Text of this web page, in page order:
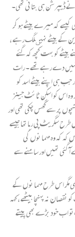
نے ڈیپرشن ہی بتائی تھی۔
کیسے کہ میرے بیٹے ہو کر
کے بیٹے نہیںلگ رہے ،
کو بہت کچھ کہ گئے
دے رہے تھے ۔ رات
جب ہی اپنے بیٹے اسد کو
وہ اس کو اسکن ٹائٹ جینز
پر سے گھس چکی تھی اور
طرح سگریٹ پی رہا تھا جیسے
کہ کہ وہ مہما نوں کی
آ گئی تھیں اور سامنے سے
اس طرح مہما نوں کے
نہ پہنچا بیٹھے ، کہہ
اب خود بڑے بھی پیتے